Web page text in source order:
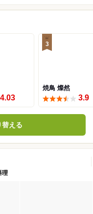
4.03
3
焼鳥 燦然
3.9
替える
理